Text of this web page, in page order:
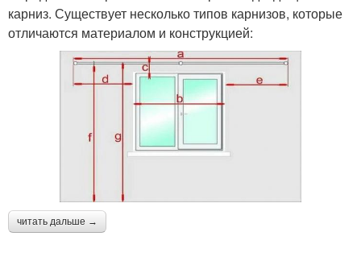
карниз. Существует несколько типов карнизов, которые
отличаются материалом и конструкцией:
читать дальше →